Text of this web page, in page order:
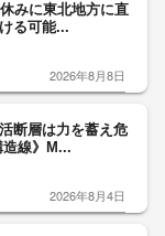
みに東北地方に直
る可能...
2026年8月8日
断層は力を蓄え危
線》M...
2026年8月4日